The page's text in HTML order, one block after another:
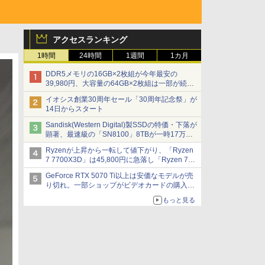
アクセスランキング
1時間 24時間 1週間 1カ月
DDR5メモリの16GB×2枚組が今年最安の
39,980円、大容量の64GB×2枚組は一部が続騰
[8月前半のメモリ価格]
イオシス創業30周年セール「30周年記念祭」が
14日からスタート
Sandisk(Western Digital)製SSDの特価・下落が
顕著、最速級の「SN8100」8TBが一時17万円
割れ [8月前半のSSD価格]
Ryzenが上昇から一転して値下がり、「Ryzen
7 7700X3D」は45,800円に急落し「Ryzen 7
7800X3D」との価格逆転解消 [8月前半のCPU
価格]
GeForce RTX 5070 Ti以上は安価なモデルが売
り切れ。一部ショップがビデオカードの購入制
限を実施したニュースが注目を集める AKIBA
PC Hotline! 先週のアクセスランキング 26年7月
もっと見る